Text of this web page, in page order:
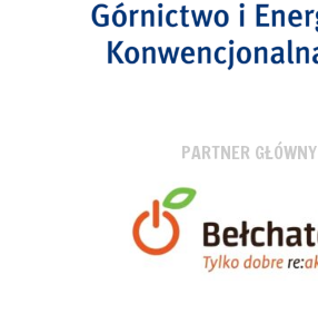
PARTNER GŁÓWNY